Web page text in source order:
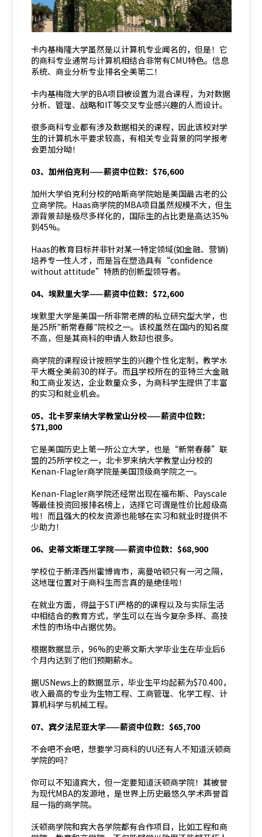
卡内基梅隆大学虽然是以计算机专业闻名的，但是！它
的商科专业通常与计算机相结合非常有CMU特色。信息
系统、商业分析专业排名全美第二！
卡内基梅陇大学的BA项目被设置为混合课程，为对数据
分析、管理、战略和IT等交叉专业感兴趣的人而设计。
很多商科专业都有涉及数据相关的课程，因此该校对学
生的计算机水平要求较高，有相关专业背景的同学报考
会更加分呦！
03、加州伯克利——薪资中位数：$76,600
加州大学伯克利分校的哈斯商学院始是美国最古老的公
立商学院。Haas商学院的MBA项目虽然规模不大，但生
源背景却是极尽多样化的，国际生的占比更是高达35%
到45%。
Haas的教育目标并非针对某一特定领域(如金融、营销)
培养专一性人才，而是旨在塑造具有“confidence
without attitude”特质的创新型领导者。
04、埃默里大学——薪资中位数：$72,600
埃默里大学是美国一所非常老牌的私立研究型大学，也
是25所"新常春藤"院校之一。该校虽然在国内的知名度
不高，但是其商科的申请人数却也很多。
商学院的课程设计按照学生的兴趣个性化定制，教学水
平大概全美前30的样子。而且学校所在的亚特兰大金融
和工商业发达，企业数量众多，为商科学生提供了丰富
的实习和就业机会。
05、北卡罗来纳大学教堂山分校——薪资中位数：
$71,800
它是美国历史上第一所公立大学，也是“新常春藤”联
盟的25所学校之一，北卡罗来纳大学教堂山分校的
Kenan-Flagler商学院是美国顶级商学院之一。
Kenan-Flagler商学院还经常出现在福布斯、Payscale
等最佳投资回报排名榜上，选择它可谓是性价比超级高
啦！而且强大的校友资源也能够在实习和就业时提供不
少助力！
06、史蒂文斯理工学院——薪资中位数：$68,900
学校位于新泽西州霍博肯市，离曼哈顿只有一河之隔，
这地理位置对于商科生而言真的是绝佳啦！
在就业方面，得益于STI严格的的课程以及与实际生活
中相结合的教育方式，学生可以在当今复杂多样、高技
术性的市场中占据优势。
根据数据显示，96%的史蒂文斯大学毕业生在毕业后6
个月内达到了他们预期薪水。
据USNews上的数据显示，毕业生平均起薪为$70.400，
收入最高的专业为生物工程、工商管理、化学工程、计
算机科学与机械工程。
07、宾夕法尼亚大学——薪资中位数：$65,700
不会吧不会吧，想要学习商科的UU还有人不知道沃顿商
学院的吗？
你可以不知道宾大，但一定要知道沃顿商学院！其被誉
为现代MBA的发源地，是世界上历史最悠久学术声誉首
屈一指的商学院。
沃顿商学院和宾大各学院都有合作项目，比如工程和商